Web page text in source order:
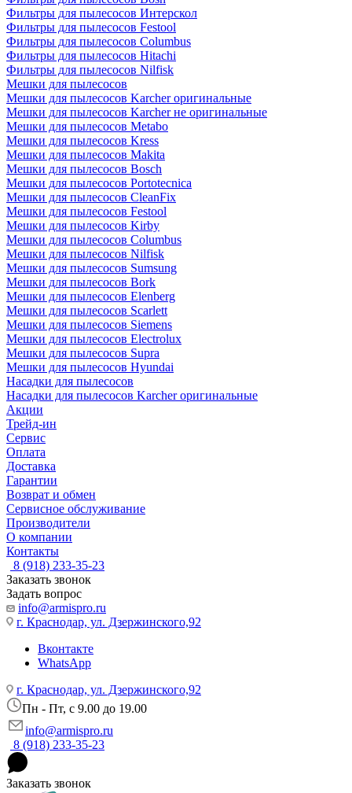
Фильтры для пылесосов Интерскол
Фильтры для пылесосов Festool
Фильтры для пылесосов Columbus
Фильтры для пылесосов Hitachi
Фильтры для пылесосов Nilfisk
Мешки для пылесосов
Мешки для пылесосов Karcher оригинальные
Мешки для пылесосов Karcher не оригинальные
Мешки для пылесосов Metabo
Мешки для пылесосов Kress
Мешки для пылесосов Makita
Мешки для пылесосов Bosch
Мешки для пылесосов Portotecnica
Мешки для пылесосов CleanFix
Мешки для пылесосов Festool
Мешки для пылесосов Kirby
Мешки для пылесосов Columbus
Мешки для пылесосов Nilfisk
Мешки для пылесосов Sumsung
Мешки для пылесосов Bork
Мешки для пылесосов Elenberg
Мешки для пылесосов Scarlett
Мешки для пылесосов Siemens
Мешки для пылесосов Electrolux
Мешки для пылесосов Supra
Мешки для пылесосов Hyundai
Насадки для пылесосов
Насадки для пылесосов Karcher оригинальные
Акции
Трейд-ин
Сервис
Оплата
Доставка
Гарантии
Возврат и обмен
Сервисное обслуживание
Производители
О компании
Контакты
8 (918) 233-35-23
Заказать звонок
Задать вопрос
info@armispro.ru
г. Краснодар, ул. Дзержинского,92
Вконтакте
WhatsApp
г. Краснодар, ул. Дзержинского,92
Пн - Пт, c 9.00 до 19.00
info@armispro.ru
8 (918) 233-35-23
Заказать звонок